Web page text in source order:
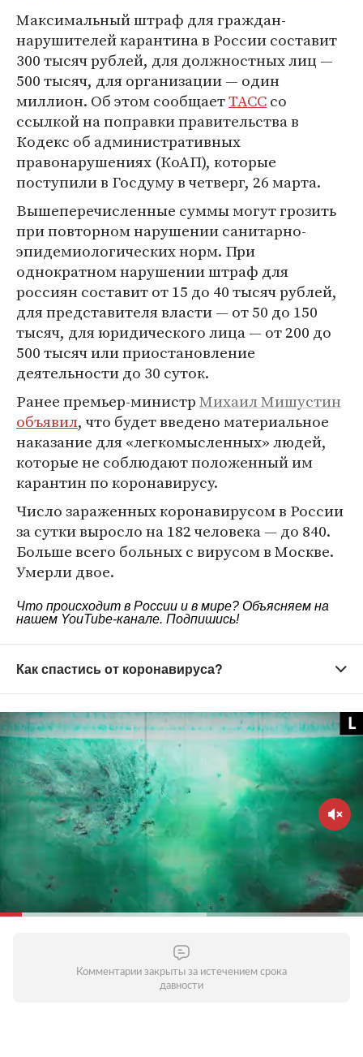
Максимальный штраф для граждан-
нарушителей карантина в России составит
300 тысяч рублей, для должностных лиц —
500 тысяч, для организации — один
миллион. Об этом сообщаетТАССсо
ссылкой на поправки правительства в
Кодекс об административных
правонарушениях (КоАП), которые
поступили в Госдуму в четверг, 26 марта.
Вышеперечисленные суммы могут грозить
при повторном нарушении санитарно-
эпидемиологических норм. При
однократном нарушении штраф для
россиян составит от 15 до 40 тысяч рублей,
для представителя власти — от 50 до 150
тысяч, для юридического лица — от 200 до
500 тысяч или приостановление
деятельности до 30 суток.
Ранее премьер-министрМихаил Мишустин
объявил, что будет введено материальное
наказание для «легкомысленных» людей,
которые не соблюдают положенный им
карантин по коронавирусу.
Число зараженных коронавирусом в России
за сутки выросло на 182 человека — до 840.
Больше всего больных с вирусом в Москве.
Умерли двое.
Что происходит в России и в мире? Объясняем на
нашем YouTube-канале. Подпишись!
Как спастись от коронавируса?
Старайтесь не выходить из дома без
необходимости
Зачем это нужно?Вирус распространяется в
общественных местах — старайтесь их избегать.
Домашний режим особенно важно соблюдать
людям старше 65 лет и тем, кто страдает
хроническими заболеваниями. Молодым стоит
воздержаться от личного общения с родителями,
бабушками и дедушками и пожилыми людьми
вообще. Старайтесь поддерживать контакты по
уберечь пожилых людей от опасности заражения.
Комментарии закрыты за истечением срока
давности